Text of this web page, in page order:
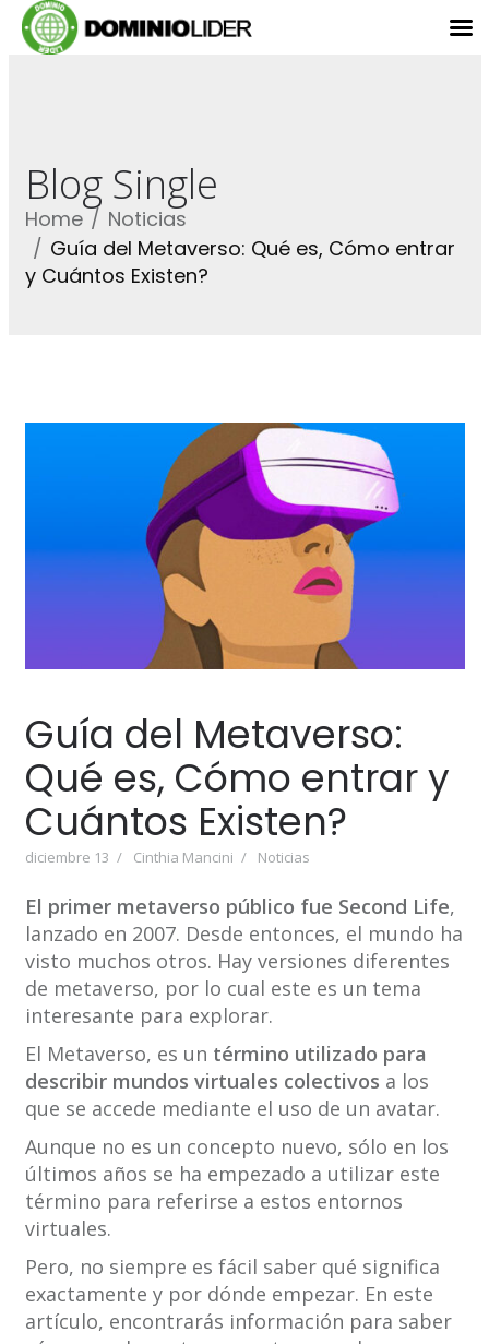
Blog Single
Home
Noticias
Guía del Metaverso: Qué es, Cómo entrar
y Cuántos Existen?
Guía del Metaverso:
Qué es, Cómo entrar y
Cuántos Existen?
diciembre 13 Cinthia Mancini Noticias
El primer metaverso público fue Second Life,
lanzado en 2007. Desde entonces, el mundo ha
visto muchos otros. Hay versiones diferentes
de metaverso, por lo cual este es un tema
interesante para explorar.
El Metaverso, es un término utilizado para
describir mundos virtuales colectivos a los
que se accede mediante el uso de un avatar.
Aunque no es un concepto nuevo, sólo en los
últimos años se ha empezado a utilizar este
término para referirse a estos entornos
virtuales.
Pero, no siempre es fácil saber qué significa
exactamente y por dónde empezar. En este
artículo, encontrarás información para saber